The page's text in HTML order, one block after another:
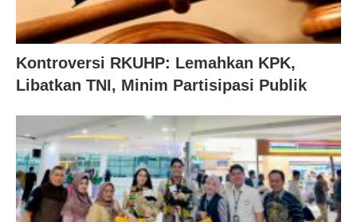
Kontroversi RKUHP: Lemahkan KPK,
Libatkan TNI, Minim Partisipasi Publik